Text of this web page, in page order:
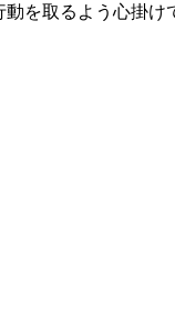
を取るよう心掛け